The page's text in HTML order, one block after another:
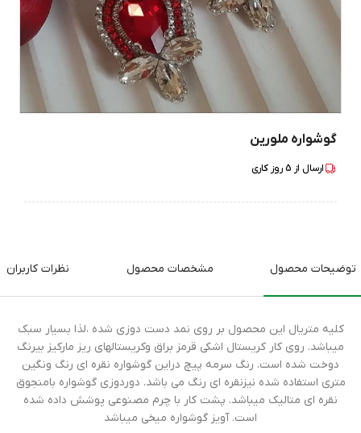
گوشواره ملورین
ارسال از 5روز کاری
توضیحات محصول مشخصات محصول نظرات کاربران
کلیه متریال این محصول بر روی نمد دست دوزی شده ،لذا بسیار سبک
میباشد. روی کار کریستال اشکی قرمز براق وکریستالهای ریز مارکیز بیرنگ
دوخت شده است. رنگ سرمه پیچ دراین گوشواره نقره ای رنگ ونگین
متری استفاده شده نیزنقره ای رنگ می باشد. دوردوزی گوشواره بامنجوق
نقره ای متالیک میباشد. پشت کار با چرم مصنوعی پوشش داده شده
است. آویز گوشواره میخی میباشد